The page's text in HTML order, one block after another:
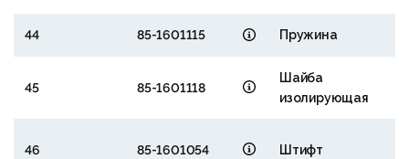
44 85-1601115 Пружина
45 85-1601118
Шайба
изолирующая
46 85-1601054 Штифт